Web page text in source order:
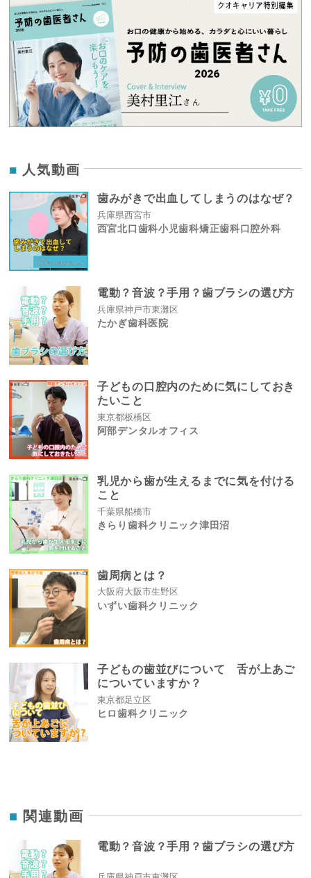
人気動画
歯みがきで出血してしまうのはなぜ？
兵庫県西宮市
西宮北口歯科小児歯科矯正歯科口腔外科
電動？音波？手用？歯ブラシの選び方
兵庫県神戸市東灘区
たかぎ歯科医院
子どもの口腔内のために気にしておき
たいこと
東京都板橋区
阿部デンタルオフィス
乳児から歯が生えるまでに気を付ける
こと
千葉県船橋市
きらり歯科クリニック津田沼
歯周病とは？
大阪府大阪市生野区
いずい歯科クリニック
子どもの歯並びについて 舌が上あご
についていますか？
東京都足立区
ヒロ歯科クリニック
関連動画
電動？音波？手用？歯ブラシの選び方